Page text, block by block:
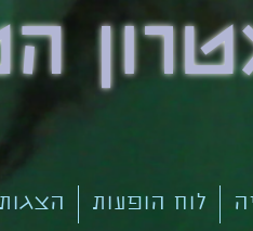
לוח הופעות